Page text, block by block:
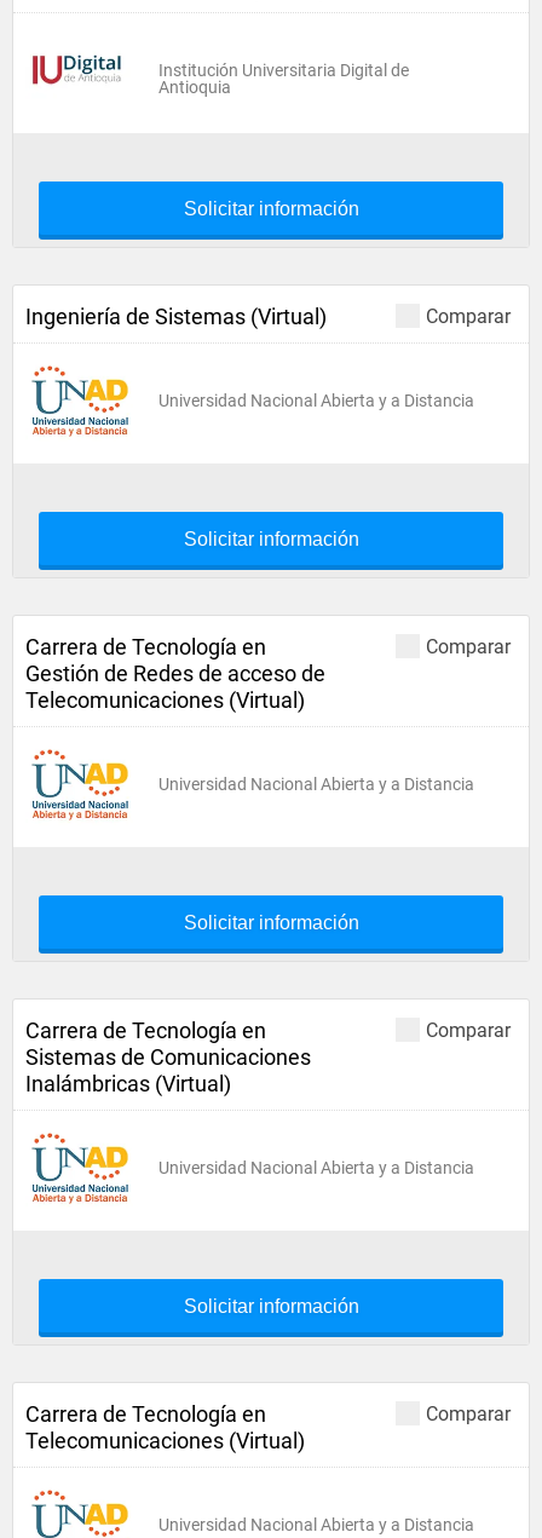
Institución Universitaria Digital de
Antioquia
Solicitar información
Comparar
Ingeniería de Sistemas (Virtual)
Universidad Nacional Abierta y a Distancia
Solicitar información
Comparar
Carrera de Tecnología en
Gestión de Redes de acceso de
Telecomunicaciones (Virtual)
Universidad Nacional Abierta y a Distancia
Solicitar información
Comparar
Carrera de Tecnología en
Sistemas de Comunicaciones
Inalámbricas (Virtual)
Universidad Nacional Abierta y a Distancia
Solicitar información
Comparar
Carrera de Tecnología en
Telecomunicaciones (Virtual)
Universidad Nacional Abierta y a Distancia